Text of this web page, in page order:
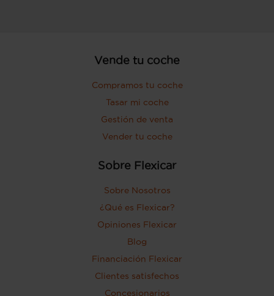
Vende tu coche
Compramos tu coche
Tasar mi coche
Gestión de venta
Vender tu coche
Sobre Flexicar
Sobre Nosotros
¿Qué es Flexicar?
Opiniones Flexicar
Blog
Financiación Flexicar
Clientes satisfechos
Concesionarios